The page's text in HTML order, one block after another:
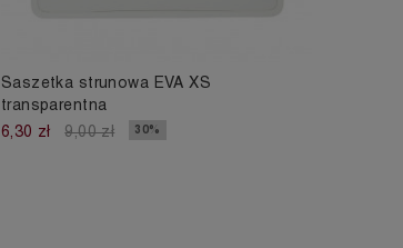
Saszetka strunowa EVA XS
transparentna
6,30 zł
9,00 zł 30%